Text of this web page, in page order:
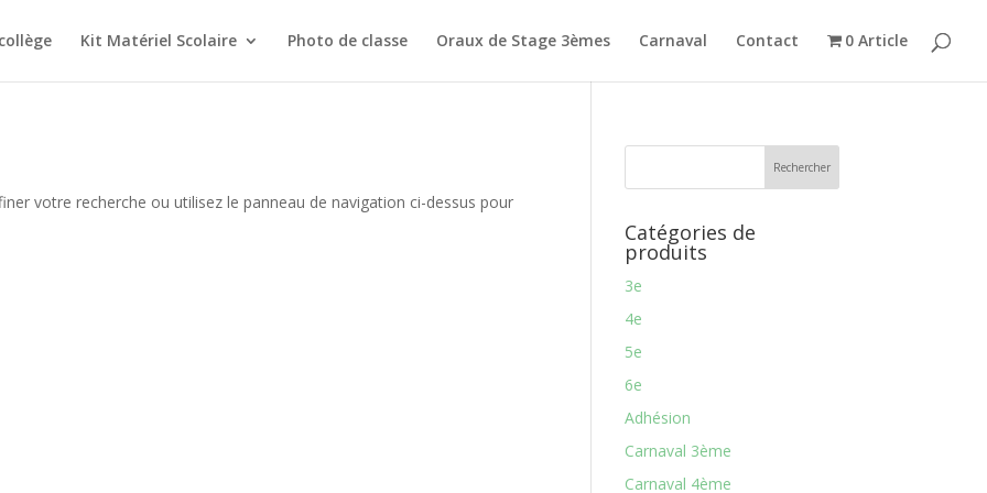
Kit Matériel Scolaire Photo de classe Oraux de Stage 3èmes Carnaval Contact 0 Article
votre recherche ou utilisez le panneau de navigation ci-dessus pour
Catégories de
produits
3e
4e
5e
6e
Adhésion
Carnaval 3ème
Carnaval 4ème